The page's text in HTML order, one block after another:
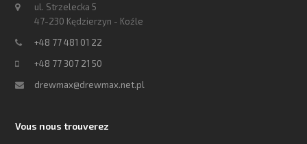
ul. Strzelecka 5
47-230 Kędzierzyn - Koźle
+48 77 481 01 22
+48 77 307 21 50
drewmax@drewmax.net.pl
Vous nous trouverez